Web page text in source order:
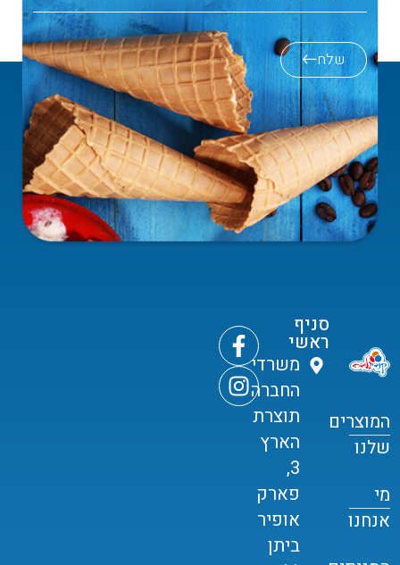
שלח
המוצרים
שלנו
מי
אנחנו
סניף
ראשי
משרדי
החברה
תוצרת
הארץ
3,
פארק
אופיר
ביתן